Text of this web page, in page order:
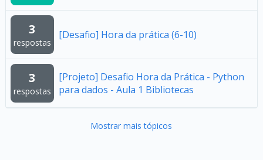
3
respostas
[Desafio] Hora da prática (6-10)
3
respostas
[Projeto] Desafio Hora da Prática - Python
para dados - Aula 1 Bibliotecas
Mostrar mais tópicos